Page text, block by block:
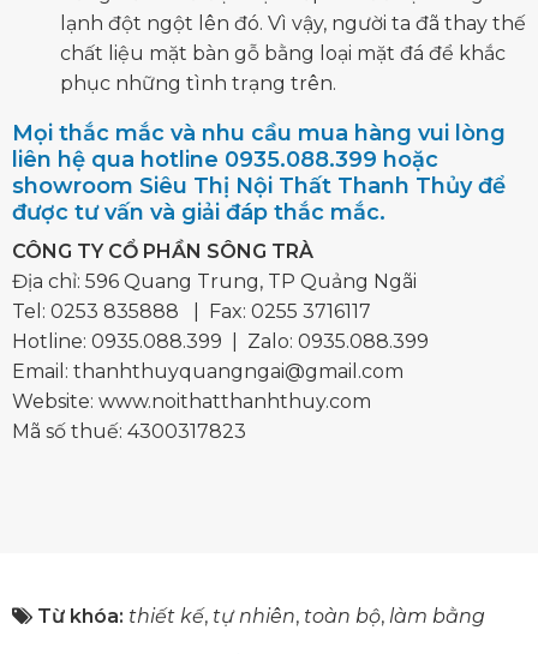
lạnh đột ngột lên đó. Vì vậy, người ta đã thay thế
chất liệu mặt bàn gỗ bằng loại mặt đá để khắc
phục những tình trạng trên.
Mọi thắc mắc và nhu cầu mua hàng vui lòng
liên hệ qua hotline 0935.088.399 hoặc
showroom Siêu Thị Nội Thất Thanh Thủy để
được tư vấn và giải đáp thắc mắc.
CÔNG TY CỔ PHẦN SÔNG TRÀ
Địa chỉ: 596 Quang Trung, TP Quảng Ngãi
Tel: 0253 835888 | Fax: 0255 3716117
Hotline: 0935.088.399 | Zalo: 0935.088.399
Email: thanhthuyquangngai@gmail.com
Website: www.noithatthanhthuy.com
Mã số thuế: 4300317823
Từ khóa: thiết kế, tự nhiên, toàn bộ, làm bằng